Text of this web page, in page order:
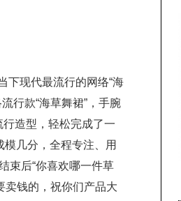
下现代最流行的网络“海
行款“海草舞裙”，手腕
造型，轻松完成了一
几分，全程专注、用
束后“你喜欢哪一件草
卖钱的，祝你们产品大